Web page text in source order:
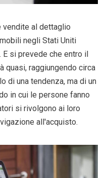
vendite al dettaglio
negli Stati Uniti
. E si prevede che entro il
quasi, raggiungendo circa
di una tendenza, ma di un
in cui le persone fanno
si rivolgono ai loro
all'acquisto.